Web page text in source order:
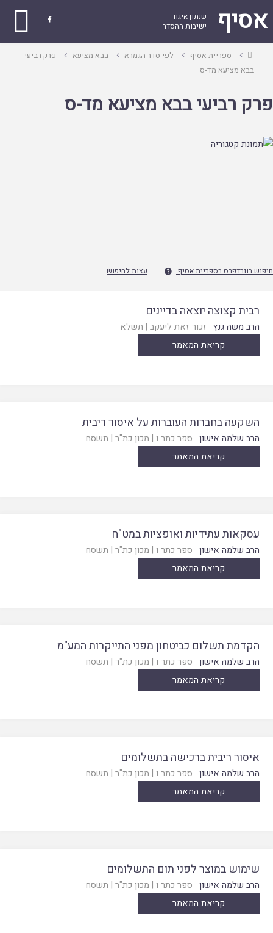
אסיף
שנתון איגוד
ישיבות ההסדר

עמוד
ראשי
ספריית אסיף לפי סדר הגמרא בבא מציעא
פרק רביעי
בבא מציעא מד-ס
פרק רביעי בבא מציעא מד-ס
חיפוש בוורדפרס בספריית אסיף  עצות לחיפוש
רבית קצוצה יוצאה בדיינים
הרב משה גנץ זכור זאת ליעקב | תשלא
קריאת המאמר
השקעה בחברות העוברות על איסור ריבית
הרב שלמה אישון ספר כתר ו | מכון כת"ר | תשסח
קריאת המאמר
עסקאות עתידיות ואופציות במט"ח
הרב שלמה אישון ספר כתר ו | מכון כת"ר | תשסח
קריאת המאמר
הקדמת תשלום כביטחון מפני התייקרות המע"מ
הרב שלמה אישון ספר כתר ו | מכון כת"ר | תשסח
קריאת המאמר
איסור ריבית ברכישה בתשלומים
הרב שלמה אישון ספר כתר ו | מכון כת"ר | תשסח
קריאת המאמר
שימוש במוצר לפני תום התשלומים
הרב שלמה אישון ספר כתר ו | מכון כת"ר | תשסח
קריאת המאמר